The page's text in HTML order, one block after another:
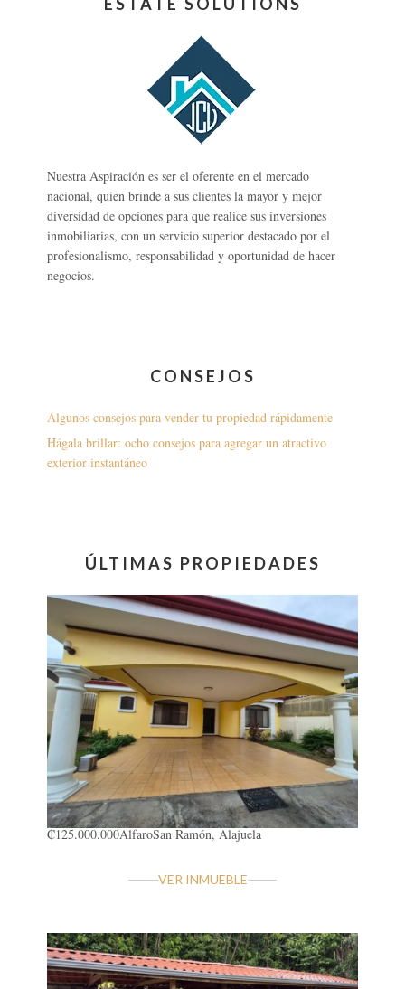
Nuestra Aspiración es ser el oferente en el mercado
nacional, quien brinde a sus clientes la mayor y mejor
diversidad de opciones para que realice sus inversiones
inmobiliarias, con un servicio superior destacado por el
profesionalismo, responsabilidad y oportunidad de hacer
negocios.
CONSEJOS
Algunos consejos para vender tu propiedad rápidamente
Hágala brillar: ocho consejos para agregar un atractivo
exterior instantáneo
ÚLTIMAS PROPIEDADES
₡125.000.000AlfaroSan Ramón, Alajuela
VER INMUEBLE